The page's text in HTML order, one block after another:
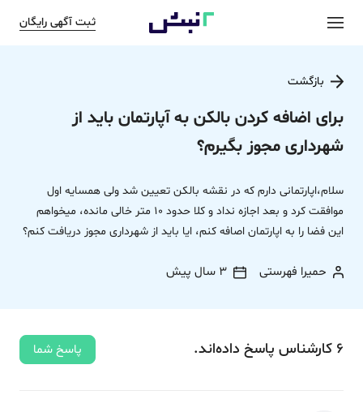
ثبت آگهی رایگان
بازگشت
برای اضافه کردن بالکن به آپارتمان باید از
شهرداری مجوز بگیرم؟
سلام،اپارتمانی دارم که در نقشه بالکن تعیین شد ولی همسایه اول
موافقت کرد و بعد اجازه نداد و کلا حدود 10 متر خالی مانده، میخواهم
این فضا را به اپارتمان اصافه کنم، ایا باید از شهرداری مجوز دریافت کنم؟
حمیرا فهرستی 3 سال پیش
6 کارشناس پاسخ داده‌اند. پاسخ شما